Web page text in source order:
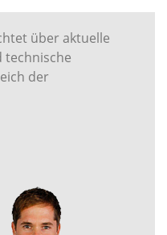
über aktuelle
technische
der